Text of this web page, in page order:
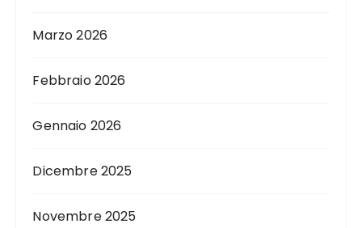
Marzo 2026
Febbraio 2026
Gennaio 2026
Dicembre 2025
Novembre 2025